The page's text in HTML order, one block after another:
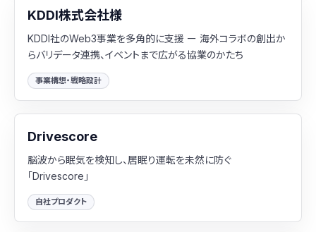
KDDI株式会社様
KDDI社のWeb3事業を多角的に支援 ー 海外コラボの創出か
らバリデータ連携、イベントまで広がる協業のかたち
事業構想・戦略設計
Drivescore
脳波から眠気を検知し、居眠り運転を未然に防ぐ
「Drivescore」
自社プロダクト